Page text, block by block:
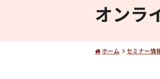
オンラ
ホーム セミナー情